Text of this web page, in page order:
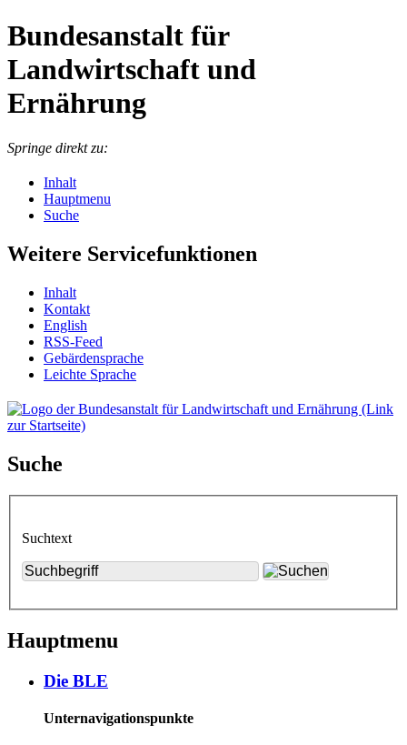
Bundesanstalt für
Landwirtschaft und
Ernährung
Springe direkt zu:
Inhalt
Hauptmenu
Suche
Weitere Servicefunktionen
In­halt
Kon­takt
English
RSS-Feed
Ge­bär­den­spra­che
Leich­te Spra­che
Suche
Suchtext
Hauptmenu
Die BLE
Unternavigationspunkte